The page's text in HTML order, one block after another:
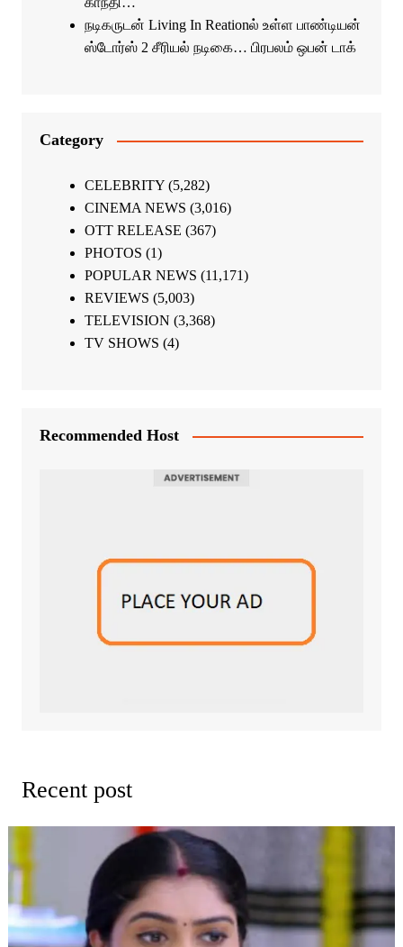
நடிகருடன் Living In Reationல் உள்ள பாண்டியன்
ஸ்டோர்ஸ் 2 சீரியல் நடிகை… பிரபலம் ஒபன் டாக்
Category
CELEBRITY(5,282)
CINEMA NEWS (3,016)
OTT RELEASE (367)
PHOTOS (1)
POPULAR NEWS (11,171)
REVIEWS (5,003)
TELEVISION (3,368)
TV SHOWS (4)
Recommended Host
Recent post